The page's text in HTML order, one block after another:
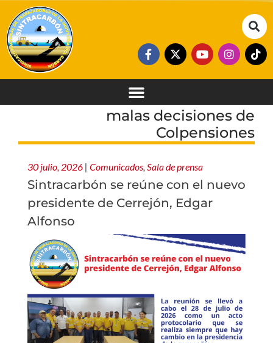
malas decisiones de
Colpensiones
30 julio, 2026 | Comunicados, Sala de prensa
Sintracarbón se reúne con el nuevo
presidente de Cerrejón, Edgar
Alfonso